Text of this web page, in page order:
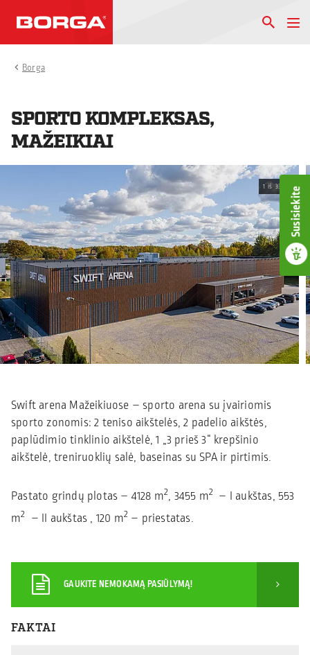
Susisiekite
Borga
SPORTO KOMPLEKSAS,
MAŽEIKIAI
1 iš 33
Swift arena Mažeikiuose – sporto arena su įvairiomis
sporto zonomis: 2 teniso aikštelės, 2 padelio aikštės,
paplūdimio tinklinio aikštelė, 1 „3 prieš 3“ krepšinio
aikštelė, treniruoklių salė, baseinas su SPA ir pirtimis.
Pastato grindų plotas – 4128 m2, 3455 m2 – I aukštas, 553
m2 – II aukštas , 120 m2 – priestatas.
GAUKITE NEMOKAMĄ PASIŪLYMĄ!
FAKTAI